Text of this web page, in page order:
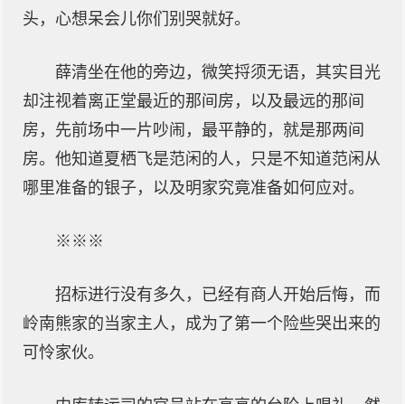
头，心想呆会儿你们别哭就好。
薛清坐在他的旁边，微笑捋须无语，其实目光
却注视着离正堂最近的那间房，以及最远的那间
房，先前场中一片吵闹，最平静的，就是那两间
房。他知道夏栖飞是范闲的人，只是不知道范闲从
哪里准备的银子，以及明家究竟准备如何应对。
※※※
招标进行没有多久，已经有商人开始后悔，而
岭南熊家的当家主人，成为了第一个险些哭出来的
可怜家伙。